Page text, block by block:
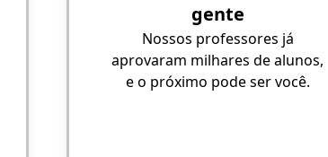
gente
Nossos professores já
aprovaram milhares de alunos,
e o próximo pode ser você.